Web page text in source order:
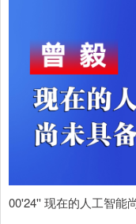
00'24'' 现在的人工智能